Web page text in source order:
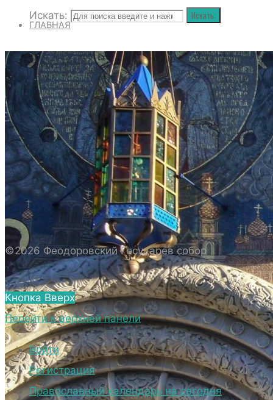
Искать: Искать:
ГЛАВНАЯ
О СОБОРЕ
ИСТОРИЯ СОБОРА
ИСТОРИЯ ФЕОДОРОВСКОГО ГОСУДАРЕВА
СОБОРА
ПОЛОЖЕНИЕ И ВНУТРЕННИЙ
РАСПОРЯДОК СОБОРА
БИОГРАФИЧЕСКИЕ ДАННЫЕ
СВЯЩЕННОСЛУЖИТЕЛЕЙ СОБОРА.
ВНЕШНИЙ ВИД
ВНЕШНИЙ ВИД СОБОРА
ВЕРХНИЙ ХРАМ ФЕОДОРОВСКОГО
ГОСУДАРЕВА СОБОРА
НИЖНИЙ ХРАМ ФЕОДОРОВСКОГО
ГОСУДАРЕВА СОБОРА
ТЕРРИТОРИЯ СОБОРА
©2026 Феодоровский Государев собор
Кнопка Вверх
Перейти к верхней панели
Войти
Регистрация
Православный календарь на сегодня